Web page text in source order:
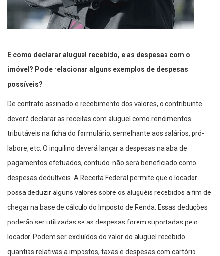
E como declarar aluguel recebido, e as despesas com o
imóvel? Pode relacionar alguns exemplos de despesas
possíveis?
De contrato assinado e recebimento dos valores, o contribuinte
deverá declarar as receitas com aluguel como rendimentos
tributáveis na ficha do formulário, semelhante aos salários, pró-
labore, etc. O inquilino deverá lançar a despesas na aba de
pagamentos efetuados, contudo, não será beneficiado como
despesas dedutíveis. A Receita Federal permite que o locador
possa deduzir alguns valores sobre os aluguéis recebidos a fim de
chegar na base de cálculo do Imposto de Renda. Essas deduções
poderão ser utilizadas se as despesas forem suportadas pelo
locador. Podem ser excluídos do valor do aluguel recebido
quantias relativas a impostos, taxas e despesas com cartório